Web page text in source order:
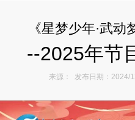
《星梦少年·武
--2025年节
来源： 发布日期：2024/